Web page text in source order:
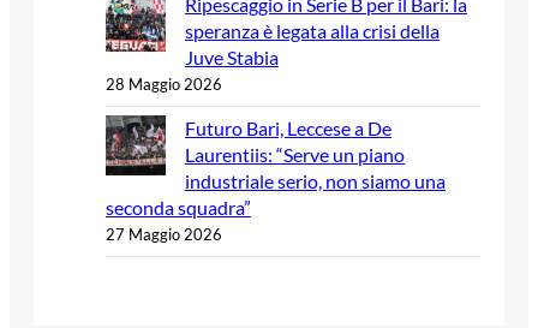
speranza è legata alla crisi della
Juve Stabia
28 Maggio 2026
Futuro Bari, Leccese a De
Laurentiis: “Serve un piano
industriale serio, non siamo una
seconda squadra”
27 Maggio 2026